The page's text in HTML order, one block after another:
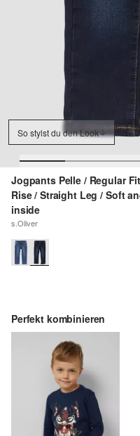
So stylst du den Look
Jogpants Pelle / Regular
Rise / Straight Leg / Soft
inside
s.Oliver
Perfekt kombinieren